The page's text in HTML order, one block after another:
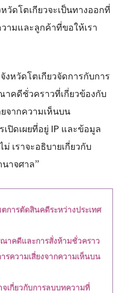
วัดโตเกียวจะเป็นทางออกที่
ามและลูกค้าที่ขอให้เรา
งหวัดโตเกียวจัดการกับการ
คดีชั่วคราวที่เกี่ยวข้องกับ
จากความเห็นบน
เปิดเผยที่อยู่ IP และข้อมูล
เราจะอธิบายเกี่ยวกับ
าจศาล”
ตการตัดสินคดีระหว่างประเทศ
าคดีและการสั่งห้ามชั่วคราว
รความเสี่ยงจากความเห็นบน
เกี่ยวกับการลบบทความที่